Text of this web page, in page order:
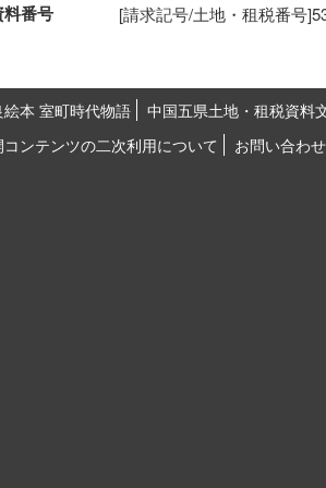
料番号 [請求記号/土地・租税番号
絵本 室町時代物語
中国五県土地・租税資料
コンテンツの二次利用について
お問い合わせ